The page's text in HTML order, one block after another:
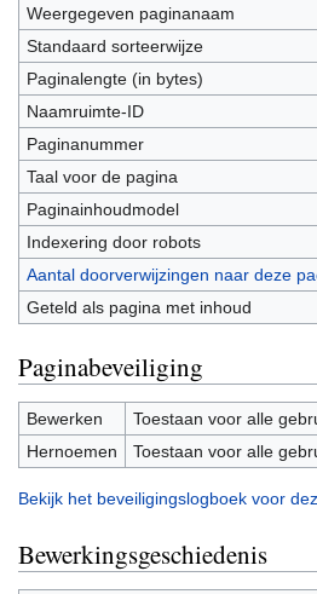
springen
springen
Weergegeven paginanaam
Standaard sorteerwijze
Paginalengte (in bytes)
Naamruimte-ID
Paginanummer
Taal voor de pagina
Paginainhoudmodel
Indexering door robots
Aantal doorverwijzingen naar deze
Geteld als pagina met inhoud
Paginabeveiliging
Bewerken
Toestaan voor alle
Hernoemen
Toestaan voor alle
Bekijk het beveiligingslogboek voor
Bewerkingsgeschiedenis